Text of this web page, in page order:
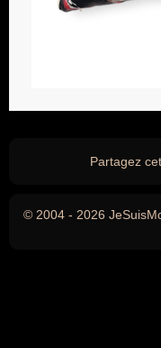
Partagez
© 2004 - 2026